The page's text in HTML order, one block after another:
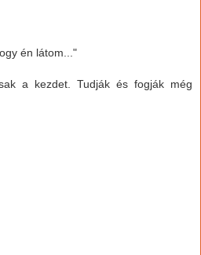
én látom..."
a kezdet. Tudják és fogják még